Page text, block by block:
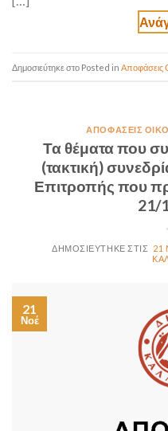
Posted in Αποφάσεις
ΑΠΟΦΆΣΕΙΣ
Τα θέματα που
(τακτική)
Επιτροπής που
21/
21
21
Νοέ